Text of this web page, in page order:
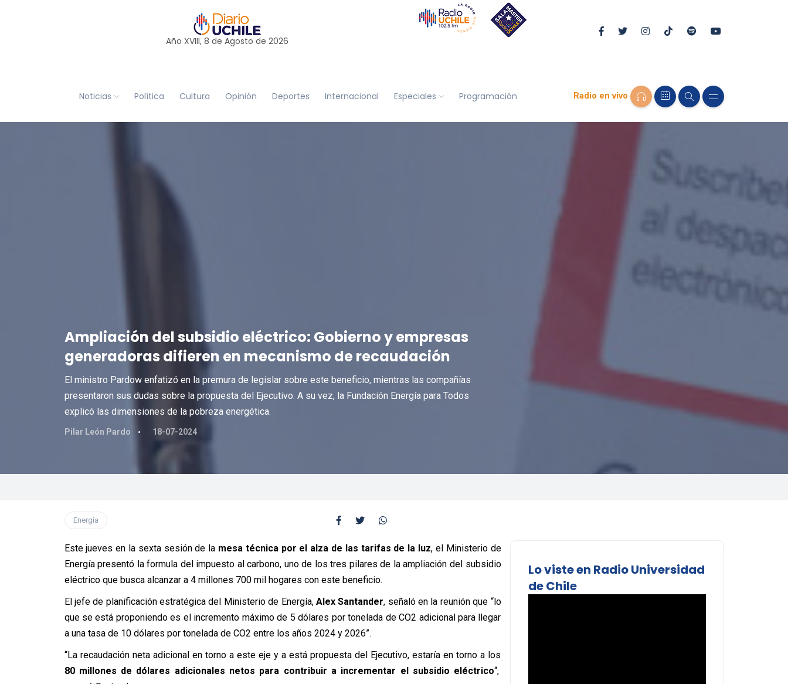
Año XVIII, 8 de Agosto de 2026
Noticias Política Cultura Opinión Deportes Internacional Especiales Programación Radio en vivo
Ampliación del subsidio eléctrico: Gobierno y empresas
generadoras difieren en mecanismo de recaudación
El ministro Pardow enfatizó en la premura de legislar sobre este beneficio, mientras las compañías
presentaron sus dudas sobre la propuesta del Ejecutivo. A su vez, la Fundación Energía para Todos
explicó las dimensiones de la pobreza energética.
Pilar León Pardo 18-07-2024
Energía
Este jueves en la sexta sesión de la mesa técnica por el alza de las tarifas de la luz, el Ministerio de
Energía presentó la formula del impuesto al carbono, uno de los tres pilares de la ampliación del subsidio
eléctrico que busca alcanzar a 4 millones 700 mil hogares con este beneficio.
El jefe de planificación estratégica del Ministerio de Energía, Alex Santander, señaló en la reunión que “lo
que se está proponiendo es el incremento máximo de 5 dólares por tonelada de CO2 adicional para llegar
a una tasa de 10 dólares por tonelada de CO2 entre los años 2024 y 2026”.
“La recaudación neta adicional en torno a este eje y a está propuesta del Ejecutivo, estaría en torno a los
80 millones de dólares adicionales netos para contribuir a incrementar el subsidio eléctrico“,
Lo viste en Radio Universidad
de Chile